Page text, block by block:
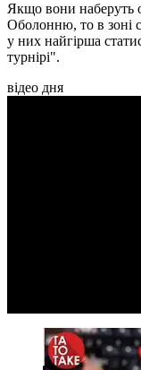
Якщо вони наберуть
Оболонню, то в зоні
у них найгірша
турнірі".
відео дня